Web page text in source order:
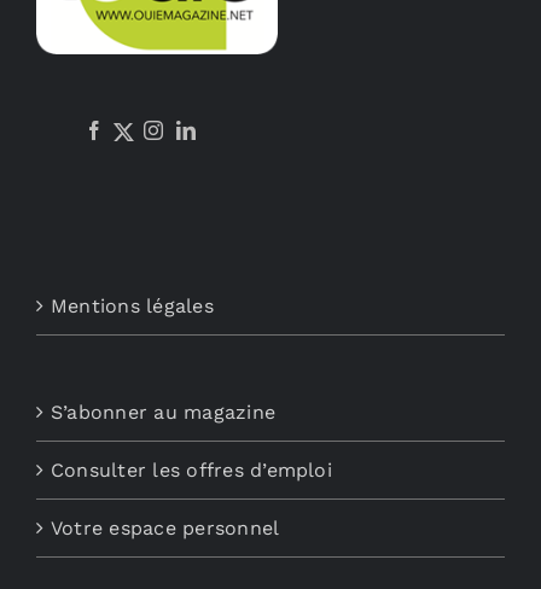
Mentions légales
S’abonner au magazine
Consulter les offres d’emploi
Votre espace personnel